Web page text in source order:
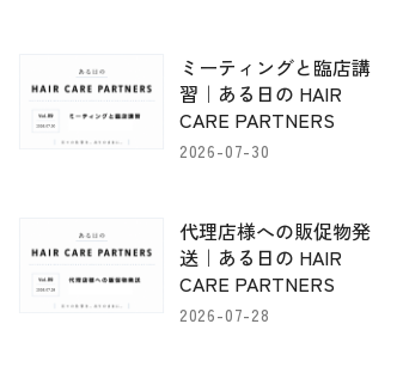
ミーティングと臨店講
習｜ある日の HAIR
CARE PARTNERS
2026-07-30
代理店様への販促物発
送｜ある日の HAIR
CARE PARTNERS
2026-07-28